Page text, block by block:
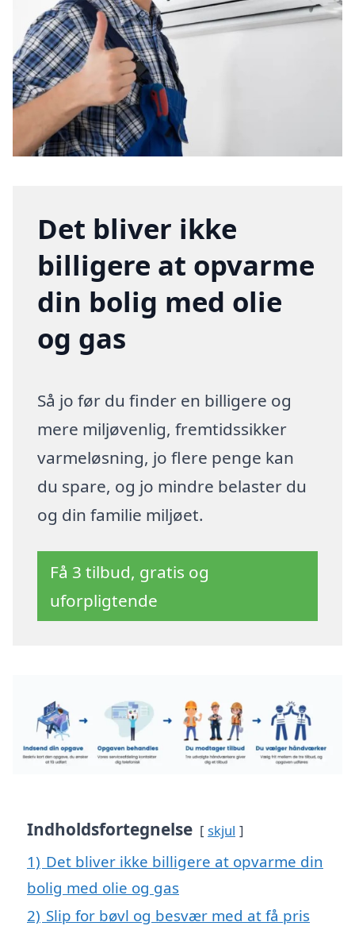
Det bliver ikke
billigere at opvarme
din bolig med olie
og gas
Så jo før du finder en billigere og
mere miljøvenlig, fremtidssikker
varmeløsning, jo flere penge kan
du spare, og jo mindre belaster du
og din familie miljøet.
Få 3 tilbud, gratis og
uforpligtende
Indholdsfortegnelse skjul
1) Det bliver ikke billigere at opvarme din
bolig med olie og gas
2) Slip for bøvl og besvær med at få pris